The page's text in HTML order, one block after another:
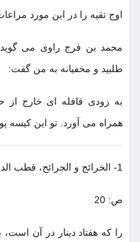
اوج تقيه را در اين مورد
محمد بن فرج راوى مى
طلبيد و مخفيانه به من گفت:
به زودى قافله اى خارج از
همراه مى آورد. تو اين كيسه
1- الخرائج و الجرائح، قطب الدين راوندى، ج 3، ص 3٧4.
ص: 20
را كه هفتاد دينار در آن